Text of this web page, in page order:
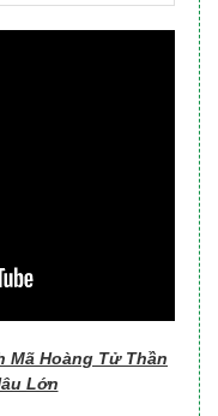
Mã Hoàng Tử Thần
Lớn​